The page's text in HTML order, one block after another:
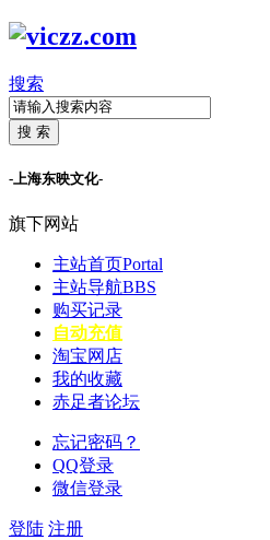
搜索
搜 索
-上海东映文化-
旗下网站
主站首页Portal
主站导航BBS
购买记录
自动充值
淘宝网店
我的收藏
赤足者论坛
忘记密码？
QQ登录
微信登录
登陆 注册